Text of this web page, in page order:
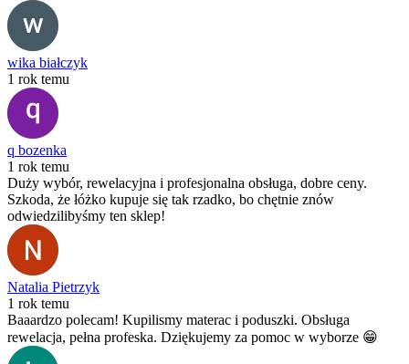
wika białczyk
1 rok temu
q bozenka
1 rok temu
Duży wybór, rewelacyjna i profesjonalna obsługa, dobre ceny.
Szkoda, że łóżko kupuje się tak rzadko, bo chętnie znów
odwiedzilibyśmy ten sklep!
Natalia Pietrzyk
1 rok temu
Baaardzo polecam! Kupilismy materac i poduszki. Obsługa
rewelacja, pełna profeska. Dziękujemy za pomoc w wyborze 😁